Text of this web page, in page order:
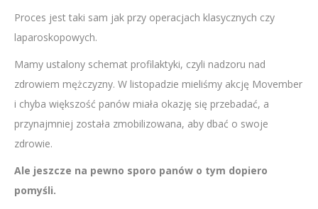
Proces jest taki sam jak przy operacjach klasycznych czy
laparoskopowych.
Mamy ustalony schemat profilaktyki, czyli nadzoru nad
zdrowiem mężczyzny. W listopadzie mieliśmy akcję Movember
i chyba większość panów miała okazję się przebadać, a
przynajmniej została zmobilizowana, aby dbać o swoje
zdrowie.
Ale jeszcze na pewno sporo panów o tym dopiero
pomyśli.